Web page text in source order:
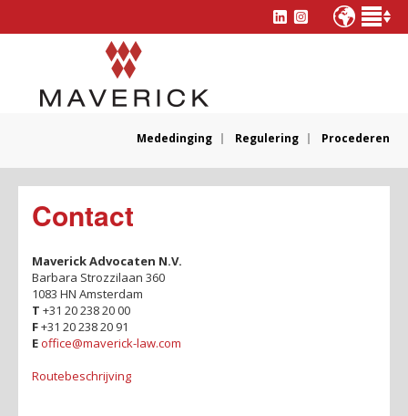
Mededinging Regulering Procederen
Contact
Maverick Advocaten N.V.
Barbara Strozzilaan 360
1083 HN Amsterdam
T +31 20 238 20 00
F+31 20 238 20 91
Eoffice@maverick-law.com
Routebeschrijving